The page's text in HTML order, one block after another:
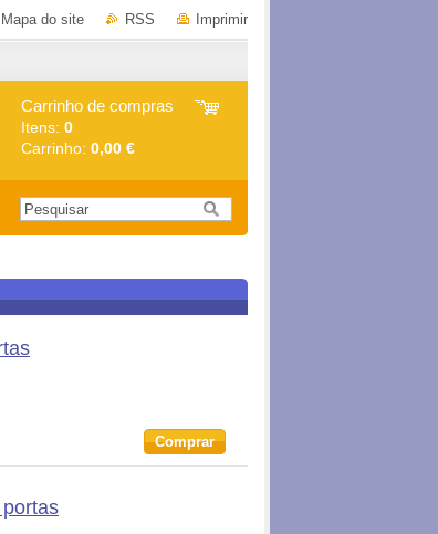
Mapa do site RSS Imprimir
Carrinho de compras
Itens: 0
Carrinho: 0,00 €
Comprar